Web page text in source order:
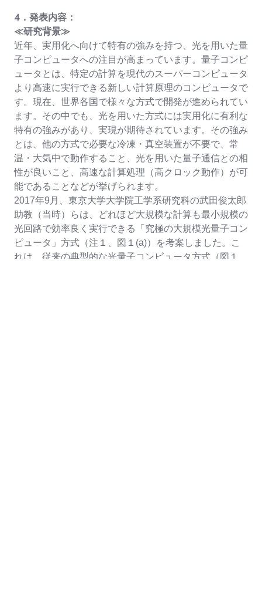
４．発表内容：
≪研究背景≫
近年、実用化へ向けて特有の強みを持つ、光を用いた量
子コンピュータへの注目が高まっています。量子コンピ
ュータとは、特定の計算を現代のスーパーコンピュータ
より高速に実行できる新しい計算原理のコンピュータで
す。現在、世界各国で様々な方式で開発が進められてい
ます。その中でも、光を用いた方式には実用化に有利な
特有の強みがあり、実現が期待されています。その強み
とは、他の方式で必要な冷凍・真空装置が不要で、常
温・大気中で動作すること、光を用いた量子通信との相
性が良いこと、高速な計算処理（高クロック動作）が可
能であることなどが挙げられます。
2017年9月、東京大学大学院工学系研究科の武田俊太郎
助教（当時）らは、どれほど大規模な計算も最小規模の
光回路で効率良く実行できる「究極の大規模光量子コン
ピュータ」方式（注１、図１(a)）を考案しました。こ
れは、従来の典型的な光量子コンピュータ方式（図１